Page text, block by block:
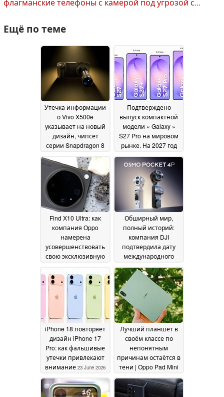
Ещё по теме
Утечка информации
о Vivo X500e
указывает на новый
дизайн, чипсет
серии Snapdragon 8
Zeiss28 June 2026
Подтверждено
выпуск компактной
модели « Galaxy »
S27 Pro на мировом
рынке. На 2027 год
выпуск четырёх
флагманских
смартфонов
Samsung
25 June 2026
Find X10 Ultra: как
компания Oppo
намерена
усовершенствовать
свою эксклюзивную
телеобъективную
камеру Hasselblad24
June 2026
Обширный мир,
полный историй:
компания DJI
подтвердила дату
международного
4 Pro24 June 2026
iPhone 18 повторяет
дизайн iPhone 17
Pro: как фальшивые
утечки привлекают
внимание 23 June 2026
Лучший планшет в
своём классе по
непонятным
причинам остаётся в
тени | Oppo Pad Mini
22 June 2026